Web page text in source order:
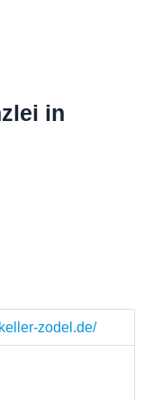
in
zodel.de/